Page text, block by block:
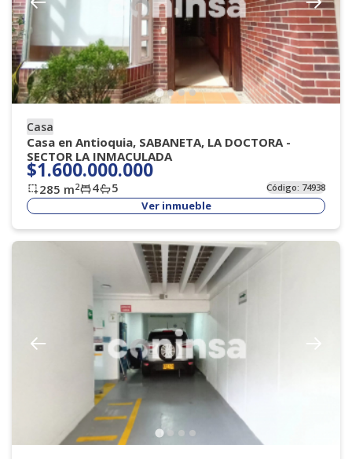
Casa
Casa en Antioquia, SABANETA, LA DOCTORA -
SECTOR LA INMACULADA
$1.600.000.000
285 m2 4 5 Código: 74938
Ver inmueble